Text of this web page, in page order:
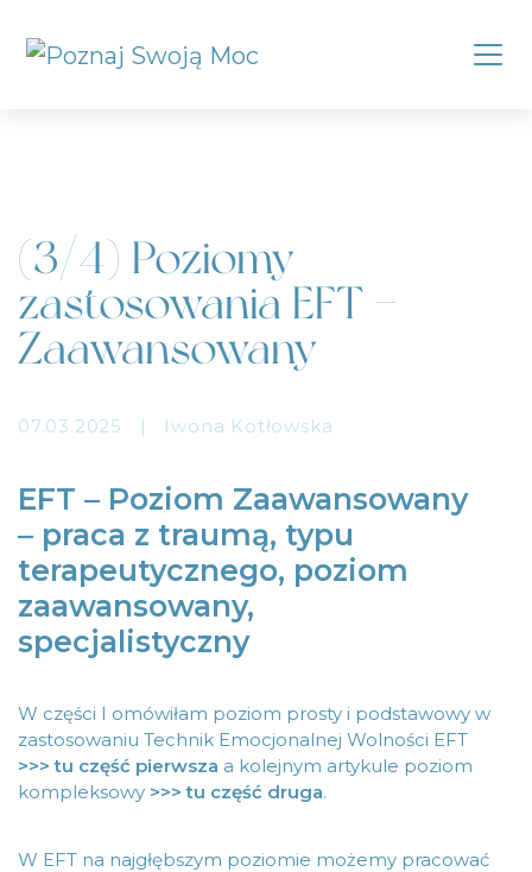
(3/4) Poziomy
zastosowania EFT –
Zaawansowany
07.03.2025 | Iwona Kotłowska
EFT – Poziom Zaawansowany
– praca z traumą, typu
terapeutycznego, poziom
zaawansowany,
specjalistyczny
W części I omówiłam poziom prosty i podstawowy w
zastosowaniu Technik Emocjonalnej Wolności EFT
>>> tu część pierwsza a kolejnym artykule poziom
kompleksowy >>> tu część druga.
W EFT na najgłębszym poziomie możemy pracować